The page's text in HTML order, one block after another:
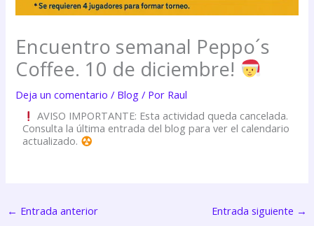
Encuentro semanal Peppo´s
Coffee. 10 de diciembre!
Deja un comentario / Blog / Por Raul
AVISO IMPORTANTE: Esta actividad queda cancelada.
Consulta la última entrada del blog para ver el calendario
actualizado.
← Entrada anterior Entrada siguiente →